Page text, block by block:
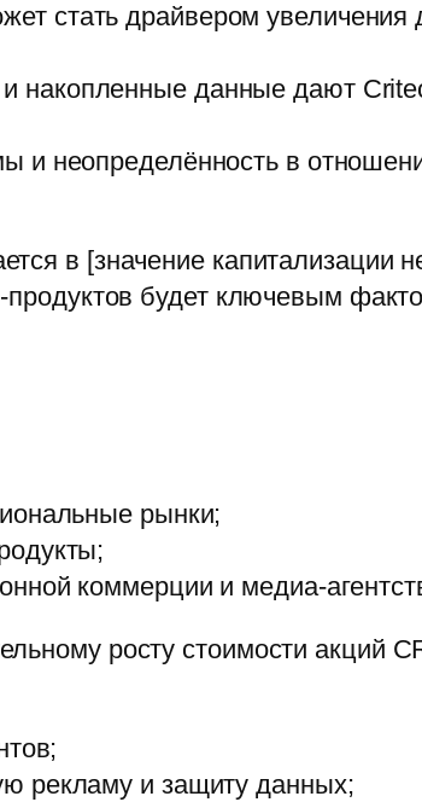
стать драйвером увеличения
накопленные данные дают
и неопределённость в
в [значение капитализации
продуктов будет ключевым
рынки;
коммерции и медиа-
росту стоимости акций
рекламу и защиту данных;